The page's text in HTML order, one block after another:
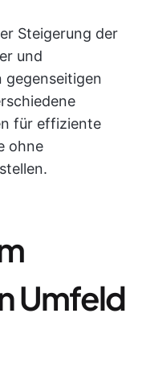
Steigerung der
und
gegenseitigen
für effiziente
ohne
Umfeld